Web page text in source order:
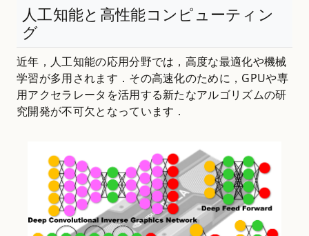
人工知能と高性能コンピューティン
グ
近年，人工知能の応用分野では，高度な最適化や機械
学習が多用されます．その高速化のために，GPUや専
用アクセラレータを活用する新たなアルゴリズムの研
究開発が不可欠となっています．